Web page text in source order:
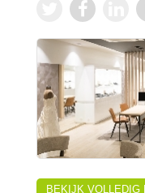
BEKIJK VOLLEDIG